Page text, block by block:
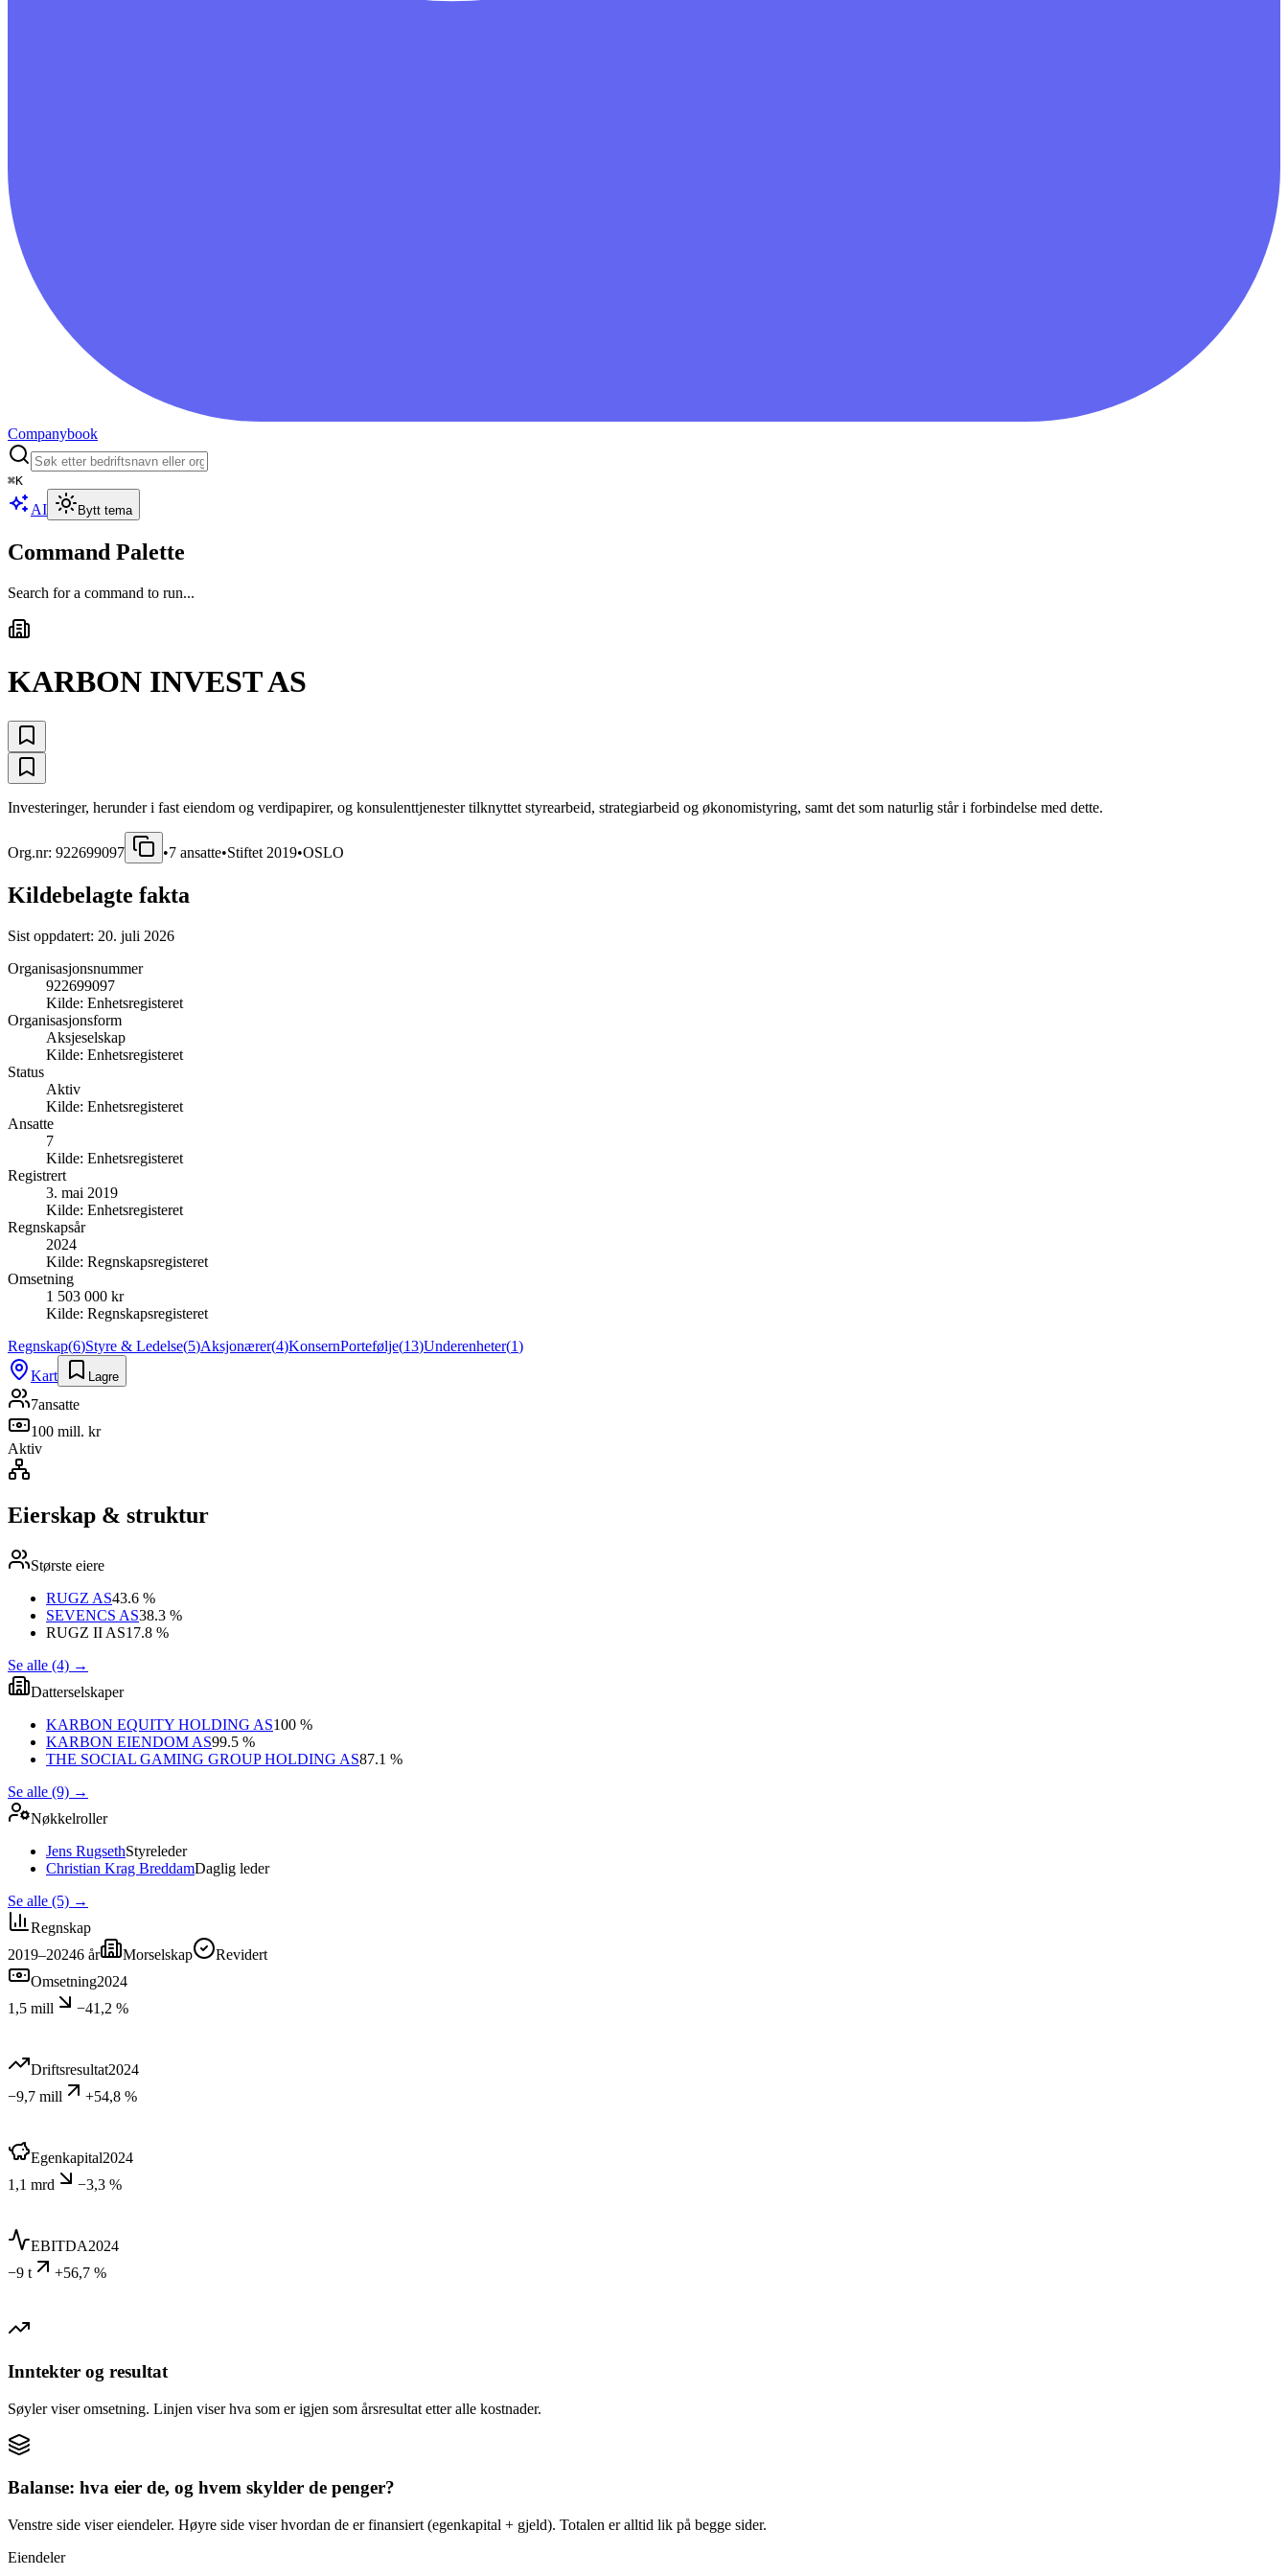
Companybook
⌘K
AI Bytt tema
Command Palette
Search for a command to run...
KARBON INVEST AS
Investeringer, herunder i fast eiendom og verdipapirer, og konsulenttjenester tilknyttet styrearbeid, strategiarbeid og økonomistyring, samt det som naturlig står i forbindelse med dette.
Org.nr: 922699097 •7 ansatte•Stiftet 2019•OSLO
Kildebelagte fakta
Sist oppdatert: 20. juli 2026
Organisasjonsnummer
922699097
Kilde: Enhetsregisteret
Organisasjonsform
Aksjeselskap
Kilde: Enhetsregisteret
Status
Aktiv
Kilde: Enhetsregisteret
Ansatte
7
Kilde: Enhetsregisteret
Registrert
3. mai 2019
Kilde: Enhetsregisteret
Regnskapsår
2024
Kilde: Regnskapsregisteret
Omsetning
1 503 000 kr
Kilde: Regnskapsregisteret
Regnskap(6)Styre & Ledelse(5)Aksjonærer(4)KonsernPortefølje(13)Underenheter(1)
Kart
Lagre
7ansatte
100 mill. kr
Aktiv
Eierskap & struktur
Største eiere
RUGZ AS43.6 %
SEVENCS AS38.3 %
RUGZ II AS17.8 %
Se alle (4) →
Datterselskaper
KARBON EQUITY HOLDING AS100 %
KARBON EIENDOM AS99.5 %
THE SOCIAL GAMING GROUP HOLDING AS87.1 %
Se alle (9) →
Nøkkelroller
Jens RugsethStyreleder
Christian Krag BreddamDaglig leder
Se alle (5) →
Regnskap
2019–20246 år Morselskap
Revidert
Omsetning2024
1,5 mill
−41,2 %
Driftsresultat2024
−9,7 mill
+54,8 %
Egenkapital2024
1,1 mrd
−3,3 %
EBITDA2024
−9 t
+56,7 %
Inntekter og resultat
Søyler viser omsetning. Linjen viser hva som er igjen som årsresultat etter alle kostnader.
Balanse: hva eier de, og hvem skylder de penger?
Venstre side viser eiendeler. Høyre side viser hvordan de er finansiert (egenkapital + gjeld). Totalen er alltid lik på begge sider.
Eiendeler